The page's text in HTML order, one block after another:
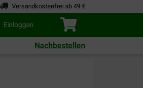
Versandkostenfrei ab 49 €
Einloggen
Nachbestellen